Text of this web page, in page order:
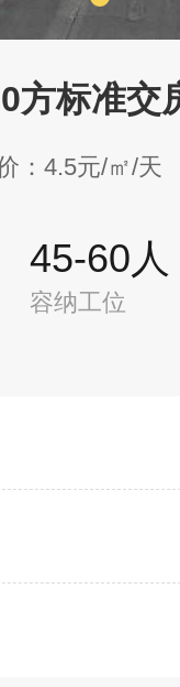
方标准交
：4.5元/㎡/天
45-60人
容纳工位